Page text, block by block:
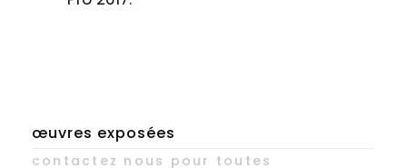
œuvres exposées
contactez nous pour toutes